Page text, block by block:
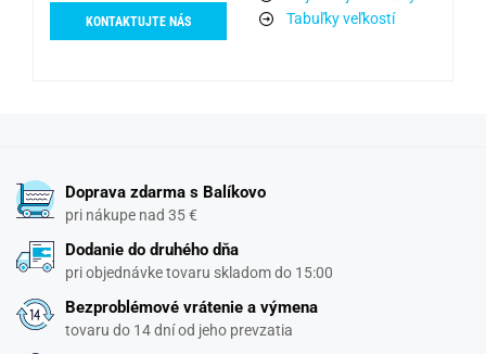
KONTAKTUJTE NÁS
Tabuľky veľkostí
Doprava zdarma s Balíkovo
pri nákupe nad 35 €
Dodanie do druhého dňa
pri objednávke tovaru skladom do 15:00
Bezproblémové vrátenie a výmena
tovaru do 14 dní od jeho prevzatia